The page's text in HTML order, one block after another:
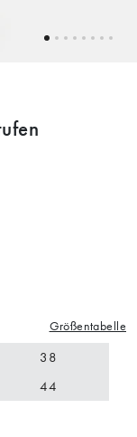
Größentabelle
38
44